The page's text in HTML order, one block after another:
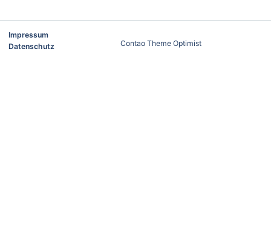
Impressum
Datenschutz
Contao Theme Optimist